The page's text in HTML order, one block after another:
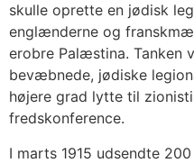
skulle oprette en jødisk
englænderne og
erobre Palæstina. Tanken
bevæbnede, jødiske
højere grad lytte til
fredskonference.
I marts 1915 udsendte